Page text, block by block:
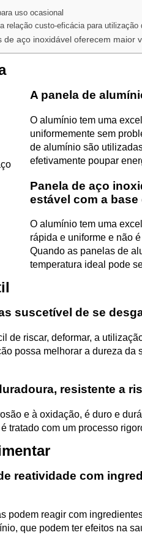
uso ocasional
relação custo-eficácia para utilização
aço inoxidável oferecem maior
A panela de
O alumínio tem uma
uniformemente sem
de alumínio são
efetivamente poupar
Panela de aço
estável com a
O alumínio tem uma
rápida e uniforme e não
Quando as panelas de
temperatura ideal pode
suscetível de se
de riscar, deformar, a
possa melhorar a dureza
resistente a
e à oxidação, é duro e
tratado com um processo
reatividade com
podem reagir com
que podem ter efeitos na